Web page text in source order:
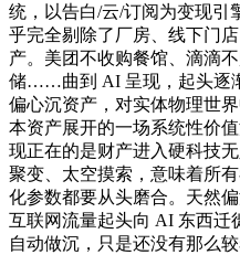
统，以告白/云/订阅为变现引
乎完全剔除了厂房、线下门
产。美团不收购餐馆、滴滴
储……曲到 AI 呈现，起头逐
偏心沉资产，对实体物理世
本资产展开的一场系统性价
现正在的是财产进入硬科技
聚变、太空摸索，意味着所
化参数都要从头磨合。天然
互联网流量起头向 AI 东西迁
自动做沉，只是还没有那么